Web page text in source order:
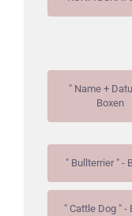
" Name +
Boxen
" Bullterrier " -
" Cattle Dog " -